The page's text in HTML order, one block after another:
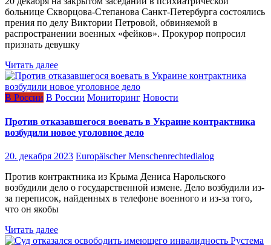
больнице Скворцова-Степанова Санкт-Петербурга состоялись
прения по делу Виктории Петровой, обвиняемой в
распространении военных «фейков». Прокурор попросил
признать девушку
Читать далее
В России В России Мониторинг Новости
Против отказавшегося воевать в Украине контрактника
возбудили новое уголовное дело
20. декабря 2023 Europäischer Menschenrechtedialog
Против контрактника из Крыма Дениса Нарольского
возбудили дело о государственной измене. Дело возбудили из-
за переписок, найденных в телефоне военного и из-за того,
что он якобы
Читать далее